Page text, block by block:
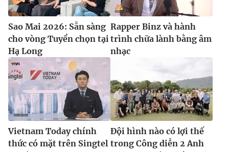
Sao Mai 2026: Sẵn sàng
cho vòng Tuyển chọn tại
Hạ Long
Rapper Binz và hành
trình chữa lành bằng âm
nhạc
Vietnam Today chính
thức có mặt trên Singtel
Đội hình nào có lợi thế
trong Công diễn 2 Anh